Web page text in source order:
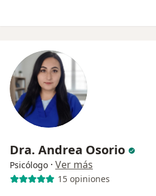
Dra. Andrea Osorio
Psicólogo · Ver más
15 opiniones